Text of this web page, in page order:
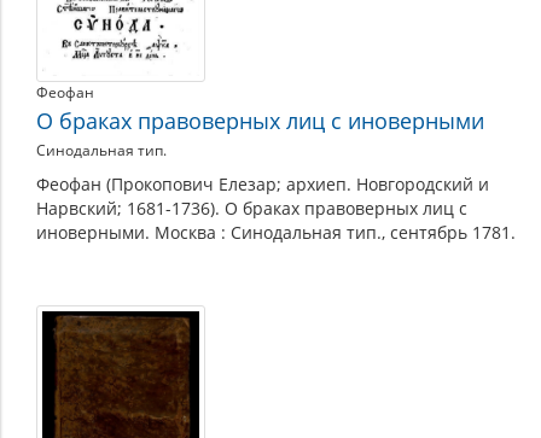
Феофан
О браках правоверных лиц с иноверными
Синодальная тип.
Феофан (Прокопович Елезар; архиеп. Новгородский и
Нарвский; 1681-1736). О браках правоверных лиц с
иноверными. Москва : Синодальная тип., сентябрь 1781.